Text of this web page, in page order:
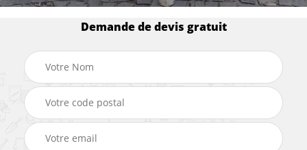
Demande de devis gratuit